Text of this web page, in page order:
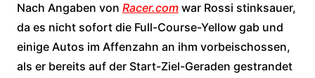
Nach Angaben von Racer.comwar Rossi stinksauer,
da es nicht sofort die Full-Course-Yellow gab und
einige Autos im Affenzahn an ihm vorbeischossen,
als er bereits auf der Start-Ziel-Geraden gestrandet